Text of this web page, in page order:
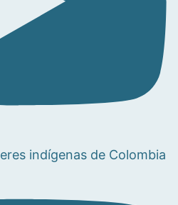
indígenas de Colombia